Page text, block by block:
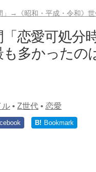
」→《昭和・平成・令和》
恋愛可処分
も多かった
ル • Z世代 • 恋愛
B! Bookmark